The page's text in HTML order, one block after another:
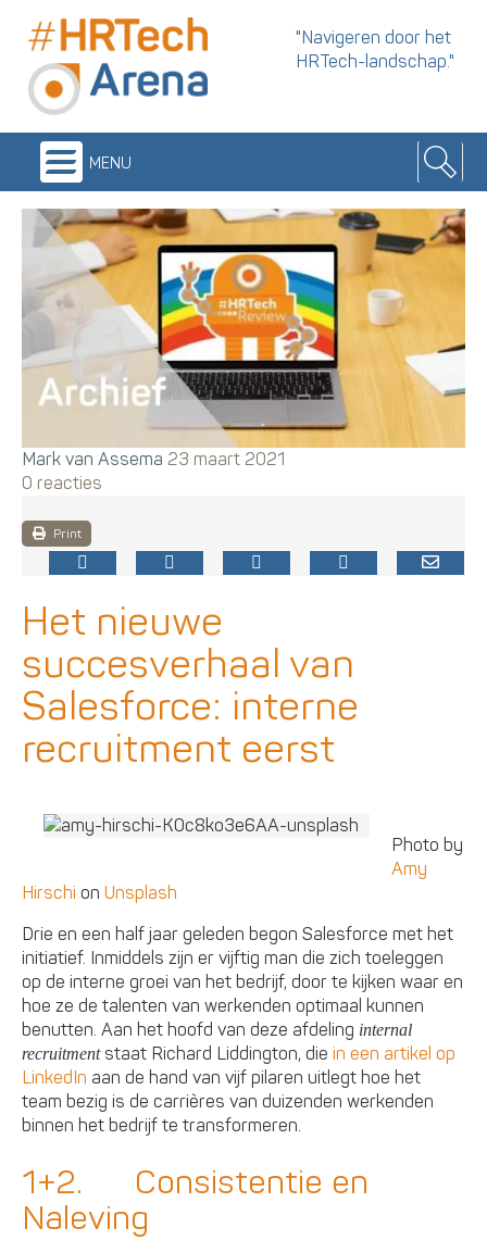
"Navigeren door het
HRTech-landschap."
menu
Mark van Assema 23 maart 2021
0 reacties
Print
Het nieuwe
succesverhaal van
Salesforce: interne
recruitment eerst
Photo by
Amy
Hirschi onUnsplash
Drie en een half jaar geleden begon Salesforce met het
initiatief. Inmiddels zijn er vijftig man die zich toeleggen
op de interne groei van het bedrijf, door te kijken waar en
hoe ze de talenten van werkenden optimaal kunnen
benutten. Aan het hoofd van deze afdeling internal
recruitment staat Richard Liddington, diein een artikel op
LinkedIn aan de hand van vijf pilaren uitlegt hoe het
team bezig is de carrières van duizenden werkenden
binnen het bedrijf te transformeren.
1+2. Consistentie en
Naleving